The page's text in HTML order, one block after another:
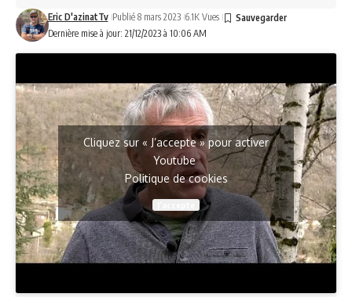
Dernière mise à jour: 21/12/2023 à 10:06 AM
Eric D'azinatTv Publié 8 mars 2023 6.1K Vues
Cliquez sur « J’accepte » pour activer
Youtube
Politique de cookies